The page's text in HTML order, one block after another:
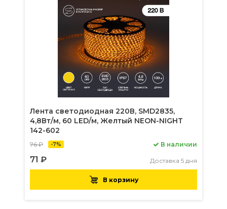
Лента светодиодная 220В, SMD2835,
4,8Вт/м, 60 LED/м, Желтый NEON-NIGHT
142-602
76 ₽ -7%
71 ₽
В наличии
Доставка 5 дня
В корзину